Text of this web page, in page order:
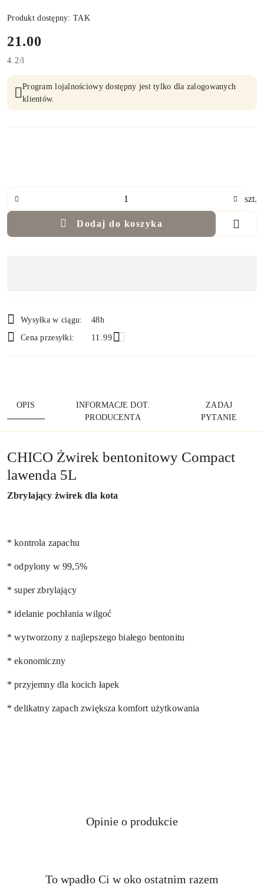
Produkt dostępny:TAK
cena:
21.00
4.2/l
Program lojalnościowy dostępny jest tylko dla zalogowanych
klientów.
szt.
Dodaj do koszyka
płatność
i
dostawa
Wysyłka w ciągu:
48h
Cena przesyłki:
11.99
OPIS
INFORMACJE DOT.
PRODUCENTA
ZADAJ
PYTANIE
CHICO Żwirek bentonitowy Compact
lawenda 5L
Zbrylający żwirek dla kota
* kontrola zapachu
* odpylony w 99,5%
* super zbrylający
* idelanie pochłania wilgoć
* wytworzony z najlepszego białego bentonitu
* ekonomiczny
* przyjemny dla kocich łapek
* delikatny zapach zwiększa komfort użytkowania
Opinie o produkcie
Pomiń karuzelę produktów
Produkty
To wpadło Ci w oko ostatnim razem